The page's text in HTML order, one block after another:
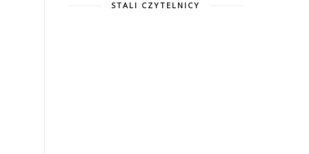
STALI CZYTELNICY